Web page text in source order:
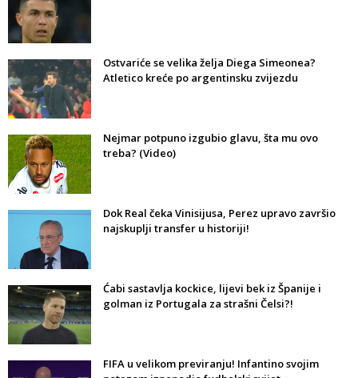
Ostvariće se velika želja Diega Simeonea?
Atletico kreće po argentinsku zvijezdu
Nejmar potpuno izgubio glavu, šta mu ovo
treba? (Video)
Dok Real čeka Vinisijusa, Perez upravo završio
najskuplji transfer u historiji!
Ćabi sastavlja kockice, lijevi bek iz Španije i
golman iz Portugala za strašni Čelsi?!
FIFA u velikom previranju! Infantino svojim